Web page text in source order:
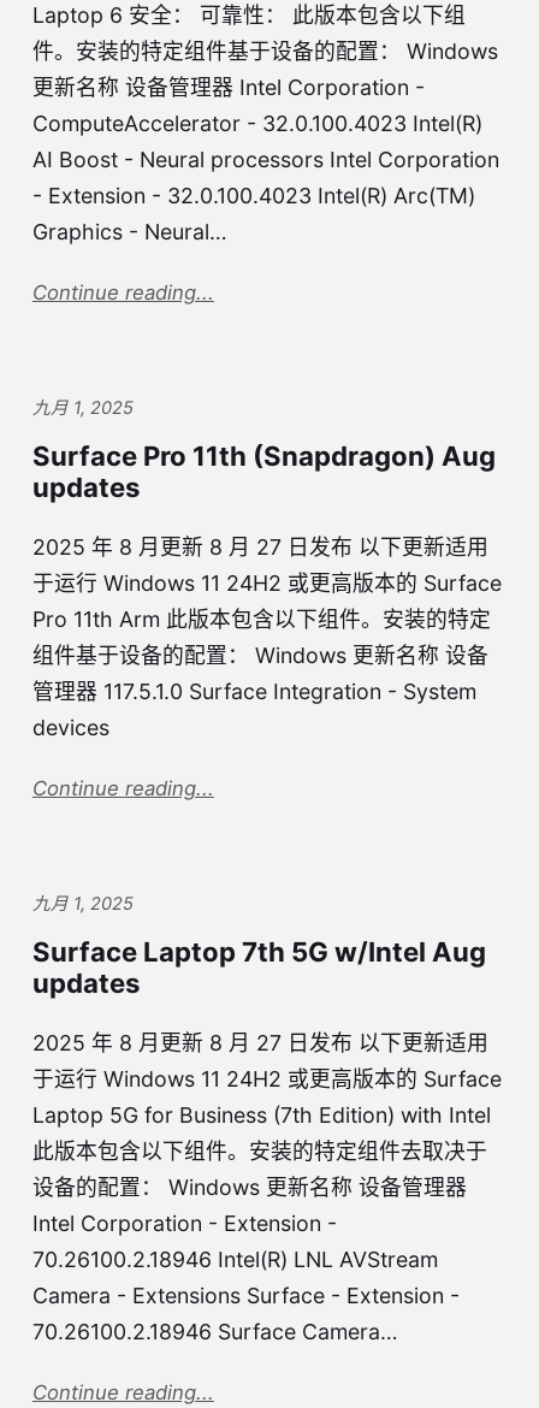
Laptop 6 安全： 可靠性： 此版本包含以下组
件。安装的特定组件基于设备的配置： Windows
更新名称 设备管理器 Intel Corporation -
ComputeAccelerator - 32.0.100.4023 Intel(R)
AI Boost - Neural processors Intel Corporation
- Extension - 32.0.100.4023 Intel(R) Arc(TM)
Graphics - Neural…
Continue reading...
九月 1, 2025
Surface Pro 11th (Snapdragon) Aug
updates
2025 年 8 月更新 8 月 27 日发布 以下更新适用
于运行 Windows 11 24H2 或更高版本的 Surface
Pro 11th Arm 此版本包含以下组件。安装的特定
组件基于设备的配置： Windows 更新名称 设备
管理器 117.5.1.0 Surface Integration - System
devices
Continue reading...
九月 1, 2025
Surface Laptop 7th 5G w/Intel Aug
updates
2025 年 8 月更新 8 月 27 日发布 以下更新适用
于运行 Windows 11 24H2 或更高版本的 Surface
Laptop 5G for Business (7th Edition) with Intel
此版本包含以下组件。安装的特定组件去取决于
设备的配置： Windows 更新名称 设备管理器
Intel Corporation - Extension -
70.26100.2.18946 Intel(R) LNL AVStream
Camera - Extensions Surface - Extension -
70.26100.2.18946 Surface Camera…
Continue reading...